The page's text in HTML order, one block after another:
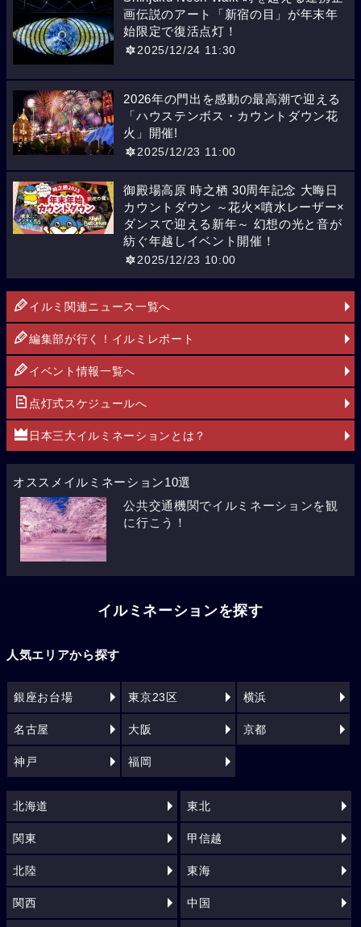
画伝説のアート「新宿の目」が年末年
始限定で復活点灯！
2025/12/24 11:30
2026年の門出を感動の最高潮で迎える
「ハウステンボス・カウントダウン花
火」開催!
2025/12/23 11:00
御殿場高原 時之栖 30周年記念 大晦日
カウントダウン ～花火×噴水レーザー×
ダンスで迎える新年～ 幻想の光と音が
紡ぐ年越しイベント開催！
2025/12/23 10:00
イルミ関連ニュース一覧へ
編集部が行く！イルミレポート
イベント情報一覧へ
点灯式スケジュールへ
日本三大イルミネーションとは？
オススメイルミネーション10選
公共交通機関でイルミネーションを観
に行こう！
イルミネーションを探す
人気エリアから探す
銀座お台場 東京23区 横浜
名古屋 大阪 京都
神戸 福岡
北海道 東北
関東 甲信越
北陸 東海
関西 中国